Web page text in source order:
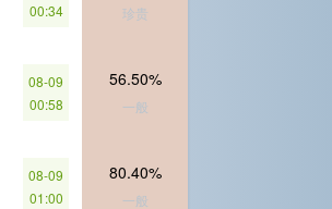
00:34
珍贵
08-09
00:58
56.50%
一般
08-09
01:00
80.40%
一般